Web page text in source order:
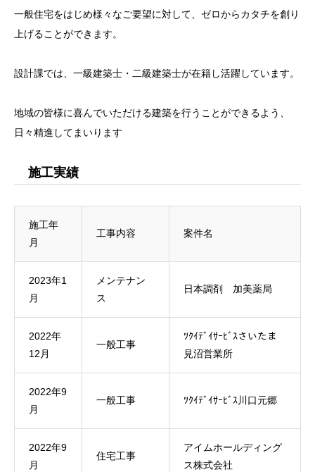
一般住宅をはじめ様々なご要望に対して、ゼロからカタチを創り
上げることができます。
設計課では、一級建築士・二級建築士が在籍し活躍しています。
地域の皆様に喜んでいただける建築を行うことができるよう、
日々精進してまいります
施工実績
施工年
月
工事内容 案件名
2023年1
月
メンテナン
ス
日本調剤 加美薬局
2022年
12月
一般工事
ﾂｸｲﾃﾞｲｻｰﾋﾞｽさいたま
見沼営業所
2022年9
月
一般工事 ﾂｸｲﾃﾞｲｻｰﾋﾞｽ川口元郷
2022年9
月
住宅工事
アイムホールディング
ス株式会社